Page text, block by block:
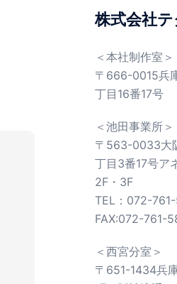
株式会社
＜本社制作室＞
〒666-0015兵
丁目16番17号
＜池田事業所＞
〒563-0033大
丁目3番17号ア
2F・3F
TEL：072-
FAX:072-761-
＜西宮分室＞
〒651-1434兵